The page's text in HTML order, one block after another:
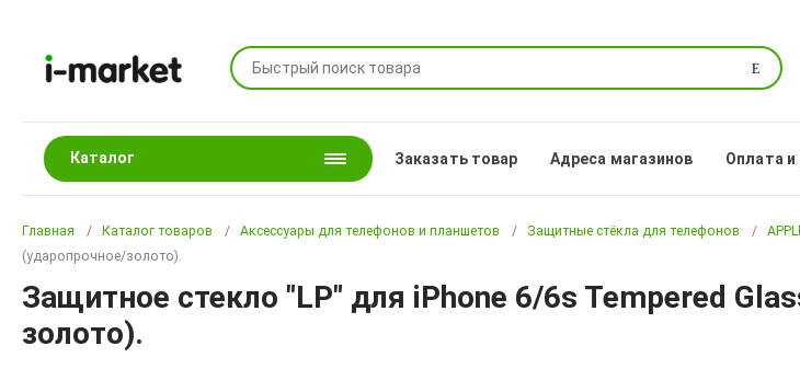
Поиск
Каталог Заказать товар Адреса магазинов Оплата и
Главная Каталог товаров Аксессуары для телефонов и планшетов Защитные стёкла для телефонов
(ударопрочное/золото).
Защитное стекло "LP" для iPhone 6/6s Tempered
золото).